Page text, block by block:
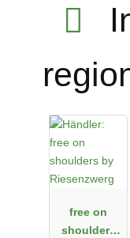
free on
shoulders